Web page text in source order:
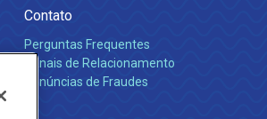
Contato
Perguntas Frequentes
Canais de Relacionamento
Denúncias de Fraudes